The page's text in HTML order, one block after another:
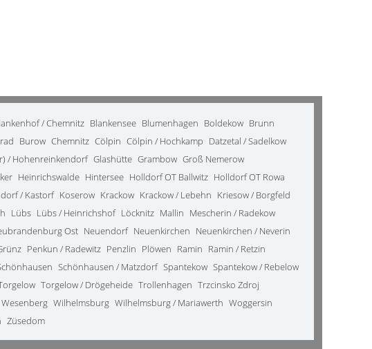
/ Chemnitz Blankensee Blumenhagen Boldekow Brunn
Burow Chemnitz Cölpin Cölpin / Hochkamp Datzetal / Sadelkow
/ Hohenreinkendorf Glashütte Grambow Groß Nemerow
Heinrichswalde Hintersee Holldorf OT Ballwitz Holldorf OT Rowa
/ Kastorf Koserow Krackow Krackow / Lebehn Kriesow / Borgfeld
Lübs Lübs / Heinrichshof Löcknitz Mallin Mescherin / Radekow
Ost Neuendorf Neuenkirchen Neuenkirchen / Neverin
Penkun / Radewitz Penzlin Plöwen Ramin Ramin / Retzin
Schönhausen / Matzdorf Spantekow Spantekow / Rebelow
Torgelow / Drögeheide Trollenhagen Trzcinsko Zdroj
Wesenberg Wilhelmsburg Wilhelmsburg / Mariawerth Woggersin
Züsedom